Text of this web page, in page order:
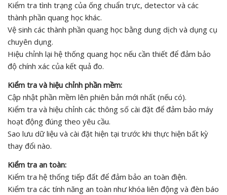
Kiểm tra tình trạng của ống chuẩn trực, detector và các
thành phần quang học khác.
Vệ sinh các thành phần quang học bằng dung dịch và dụng cụ
chuyên dụng.
Hiệu chỉnh lại hệ thống quang học nếu cần thiết để đảm bảo
độ chính xác của kết quả đo.
Kiểm tra và hiệu chỉnh phần mềm:
Cập nhật phần mềm lên phiên bản mới nhất (nếu có).
Kiểm tra và hiệu chỉnh các thông số cài đặt để đảm bảo máy
hoạt động đúng theo yêu cầu.
Sao lưu dữ liệu và cài đặt hiện tại trước khi thực hiện bất kỳ
thay đổi nào.
Kiểm tra an toàn:
Kiểm tra hệ thống tiếp đất để đảm bảo an toàn điện.
Kiểm tra các tính năng an toàn như khóa liên động và đèn báo